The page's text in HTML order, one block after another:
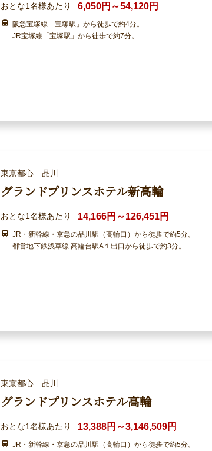
おとな1名様あたり 6,050円～54,120円
阪急宝塚線「宝塚駅」から徒歩で約4分。
JR宝塚線「宝塚駅」から徒歩で約7分。
東京都心 品川
グランドプリンスホテル新高輪
おとな1名様あたり 14,166円～126,451円
JR・新幹線・京急の品川駅（高輪口）から徒歩で約5分。
都営地下鉄浅草線 高輪台駅A１出口から徒歩で約3分。
東京都心 品川
グランドプリンスホテル高輪
おとな1名様あたり 13,388円～3,146,509円
JR・新幹線・京急の品川駅（高輪口）から徒歩で約5分。